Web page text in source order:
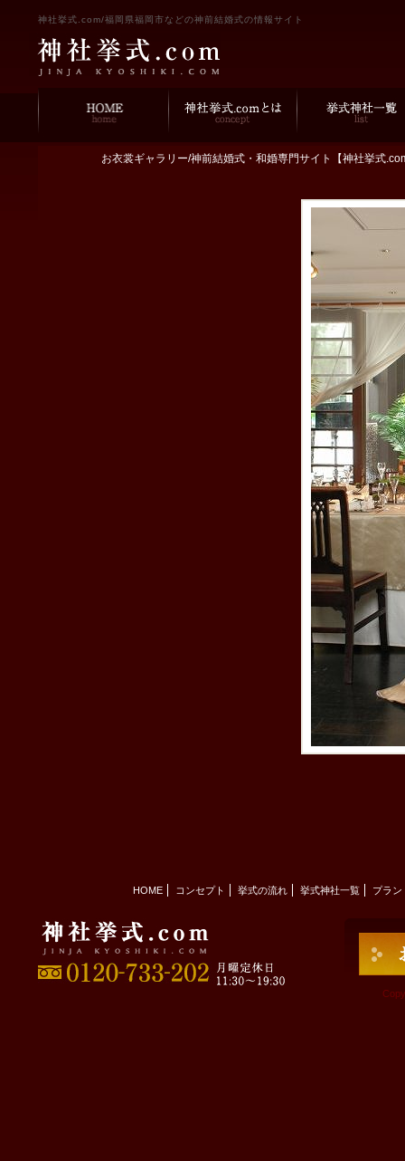
神社挙式.com/福岡県福岡市などの神前結婚式の情報サイト
お衣裳ギャラリー/神前結婚式・和婚専門サイト【神社挙式
HOME コンセプト 挙式の流れ 挙式神社一覧 プラン